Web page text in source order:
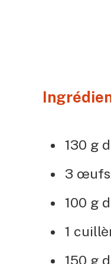
130 g
3 œufs
100 g
1
150 g